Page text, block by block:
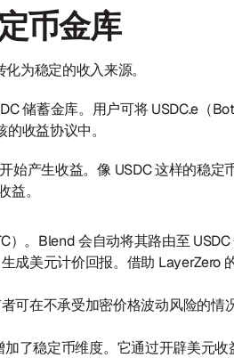
币金库
为稳定的收入来源。
储蓄金库。用户可将 USDC.e（
收益协议中。
产生收益。像 USDC 这样的稳定
。
）。Blend 会自动将其路由至 USDC
成美元计价回报。借助 LayerZero
可在不承受加密价格波动风险的情
了稳定币维度。它通过开辟美元